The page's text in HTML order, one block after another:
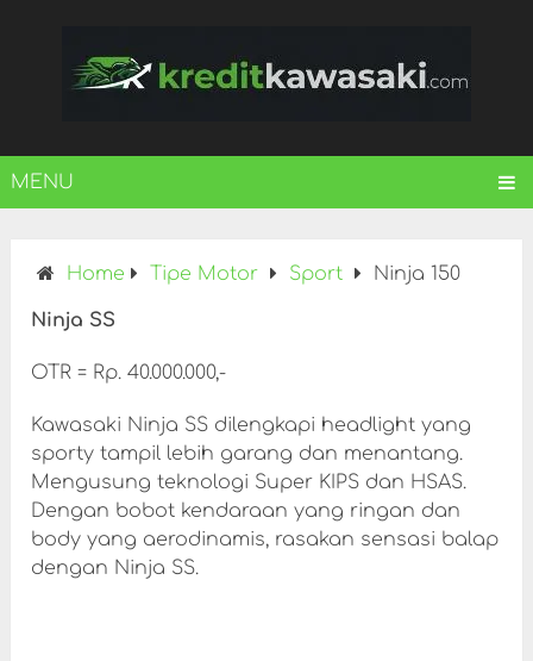
MENU
Home Tipe Motor Sport Ninja 150
Ninja SS
OTR = Rp. 40.000.000,-
Kawasaki Ninja SS dilengkapi headlight yang
sporty tampil lebih garang dan menantang.
Mengusung teknologi Super KIPS dan HSAS.
Dengan bobot kendaraan yang ringan dan
body yang aerodinamis, rasakan sensasi balap
dengan Ninja SS.